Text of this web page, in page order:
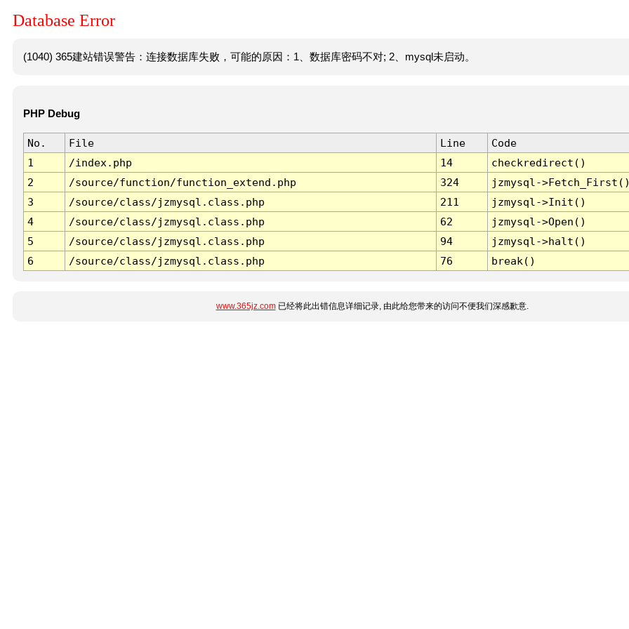
Database Error
(1040) 365建站错误警告：连接数据库失败，可能的原因：1、数据库密码不对; 2、mysql未启动。
PHP Debug
No. File Line
Code
1
/index.php 14
checkredirect()
2
/source/function/function_extend.php 324
jzmysql-
3
/source/class/jzmysql.class.php 211
jzmysql->Init()
4
/source/class/jzmysql.class.php 62
jzmysql->Open()
5
/source/class/jzmysql.class.php 94
jzmysql->halt()
6
/source/class/jzmysql.class.php 76 break()
www.365jz.com已经将此出错信息详细记录, 由此给您带来的访问不便我们深感歉意.